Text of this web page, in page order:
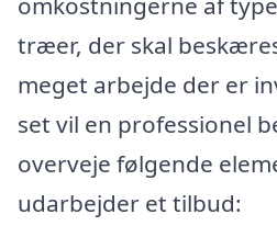
træer, der skal
meget arbejde der er
set vil en professionel
overveje følgende
udarbejder et tilbud: